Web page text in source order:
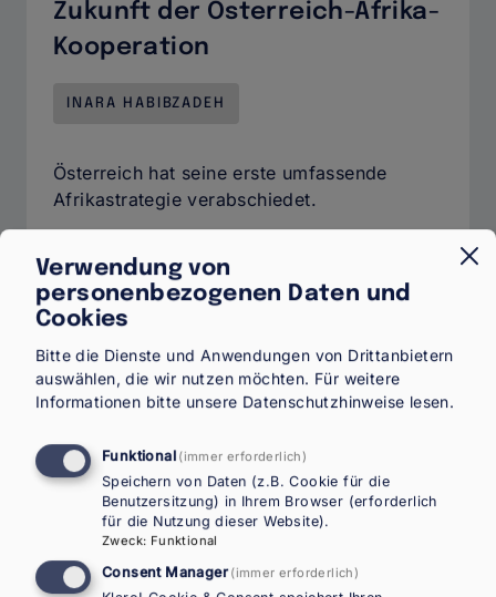
Zukunft der Österreich-Afrika-
Kooperation
INARA HABIBZADEH
Österreich hat seine erste umfassende
Afrikastrategie verabschiedet.
Weiterlesenüber
Migration,
die
Zukunft
der Österreich-
Kooperation
Verwendung von
personenbezogenen Daten und
Cookies
Bitte die Dienste und Anwendungen von Drittanbietern
auswählen, die wir nutzen möchten. Für weitere
Informationen bitte unsere Datenschutzhinweise lesen.
Funktional (immer erforderlich)
Speichern von Daten (z.B. Cookie für die
Benutzersitzung) in Ihrem Browser (erforderlich
für die Nutzung dieser Website).
Zweck: Funktional
Consent Manager (immer erforderlich)